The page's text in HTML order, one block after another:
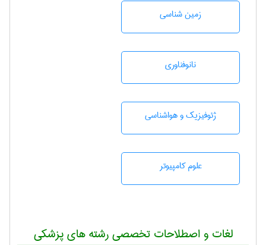
زمين شناسی
نانوفناوری
ژئوفيزيك و هواشناسی
علوم کامپیوتر
لغات و اصطلاحات تخصصی رشته های پزشکی